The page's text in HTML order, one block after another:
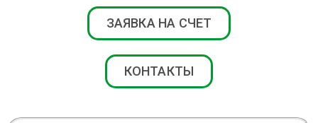
ЗАЯВКА НА СЧЕТ
КОНТАКТЫ